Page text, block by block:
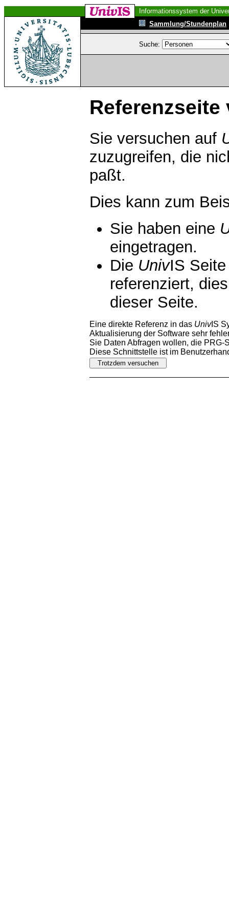
Informationssystem der
Sammlung/Stundenplan
Suche:
Referenzseite
Sie versuchen auf
zuzugreifen, die
paßt.
Dies kann zum
Sie haben eine
eingetragen.
Die UnivIS
referenziert,
dieser Seite.
Eine direkte Referenz in das UnivIS
Aktualisierung der Software sehr
Sie Daten Abfragen wollen, die PRG-
Diese Schnittstelle ist im